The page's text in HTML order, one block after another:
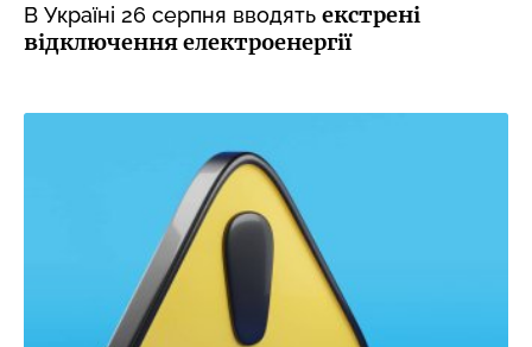
В Україні 26 серпня вводять екстрені
відключення електроенергії